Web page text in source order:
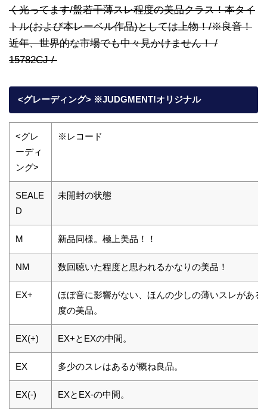
く光ってます/盤若干薄スレ程度の美品クラス！本タイ
トル(および本レーベル作品)としては上物！/※良音！
近年、世界的な市場でも中々見かけません！ /
15782CJ /
<グレーディング> ※JUDGMENT!オリジナル
<グレ
ーディ
ング>
※レコード
SEALE
D
未開封の状態
M 新品同様。極上美品！！
NM 数回聴いた程度と思われるかなりの美品！
EX+
ほぼ音に影響がない、ほんの少しの薄いスレがある
度の美品。
EX(+) EX+とEXの中間。
EX 多少のスレはあるが概ね良品。
EX(-) EXとEX-の中間。